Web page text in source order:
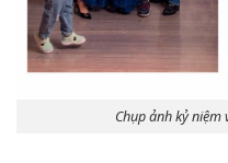
Chụp ảnh kỷ